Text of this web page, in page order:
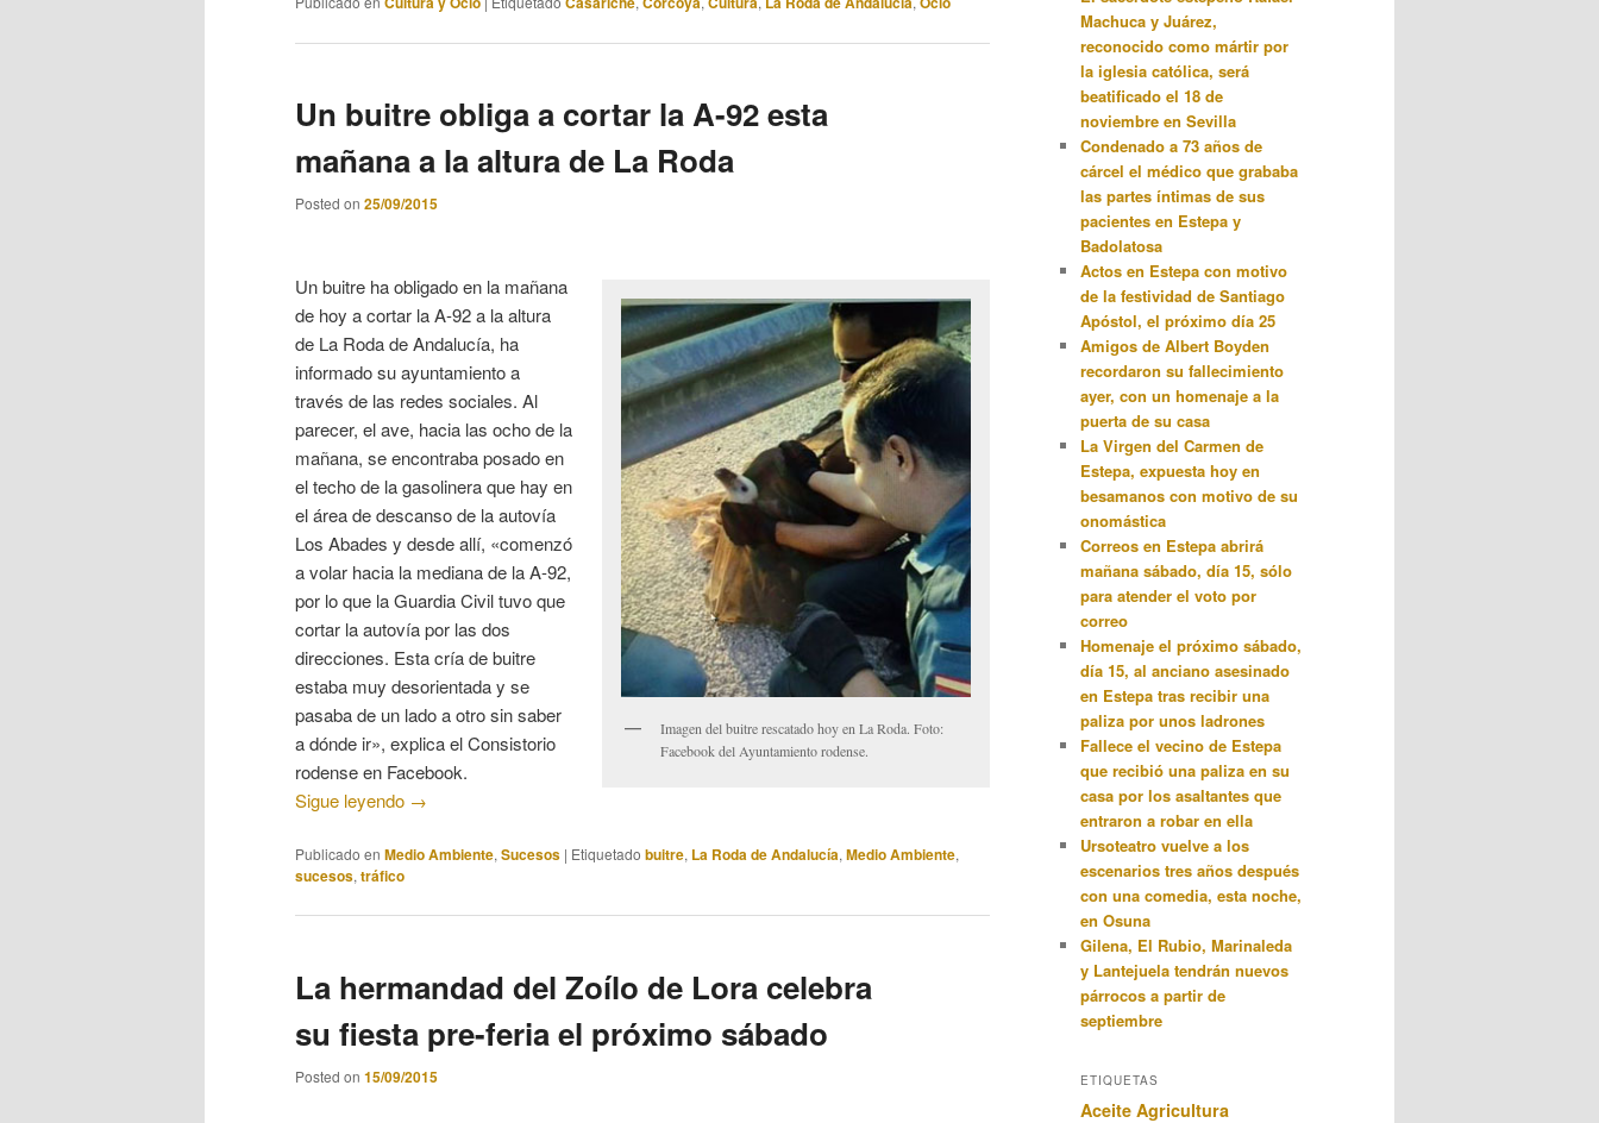
Un buitre obliga a cortar la A-92 esta
mañana a la altura de La Roda
Posted on 25/09/2015
Imagen del buitre rescatado hoy en La Roda. Foto:
Facebook del Ayuntamiento rodense.
Un buitre ha obligado en la mañana
de hoy a cortar la A-92 a la altura
de La Roda de Andalucía, ha
informado su ayuntamiento a
través de las redes sociales. Al
parecer, el ave, hacia las ocho de la
mañana, se encontraba posado en
el techo de la gasolinera que hay en
el área de descanso de la autovía
Los Abades y desde allí, «comenzó
a volar hacia la mediana de la A-92,
por lo que la Guardia Civil tuvo que
cortar la autovía por las dos
direcciones. Esta cría de buitre
estaba muy desorientada y se
pasaba de un lado a otro sin saber
a dónde ir», explica el Consistorio
rodense en Facebook.
Sigue leyendo →
Publicado en Medio Ambiente, Sucesos | Etiquetado buitre, La Roda de Andalucía, Medio Ambiente,
sucesos, tráfico
La hermandad del Zoílo de Lora celebra
su fiesta pre-feria el próximo sábado
Posted on 15/09/2015
Machuca y Juárez,
reconocido como mártir por
la iglesia católica, será
beatificado el 18 de
noviembre en Sevilla
Condenado a 73 años de
cárcel el médico que grababa
las partes íntimas de sus
pacientes en Estepa y
Badolatosa
Actos en Estepa con motivo
de la festividad de Santiago
Apóstol, el próximo día 25
Amigos de Albert Boyden
recordaron su fallecimiento
ayer, con un homenaje a la
puerta de su casa
La Virgen del Carmen de
Estepa, expuesta hoy en
besamanos con motivo de su
onomástica
Correos en Estepa abrirá
mañana sábado, día 15, sólo
para atender el voto por
correo
Homenaje el próximo sábado,
día 15, al anciano asesinado
en Estepa tras recibir una
paliza por unos ladrones
Fallece el vecino de Estepa
que recibió una paliza en su
casa por los asaltantes que
entraron a robar en ella
Ursoteatro vuelve a los
escenarios tres años después
con una comedia, esta noche,
en Osuna
Gilena, El Rubio, Marinaleda
y Lantejuela tendrán nuevos
párrocos a partir de
septiembre
ETIQUETAS
Aceite Agricultura